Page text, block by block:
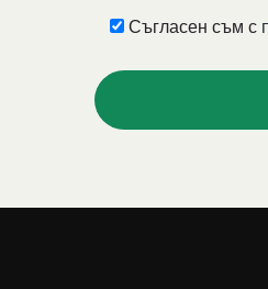
Съгласен съм с